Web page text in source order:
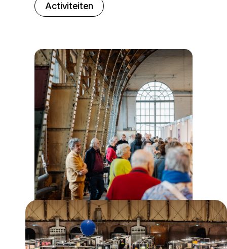
Activiteiten